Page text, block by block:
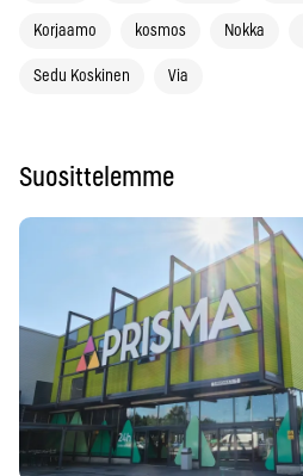
Korjaamo kosmos Nokka
Sedu Koskinen Via
Suosittelemme